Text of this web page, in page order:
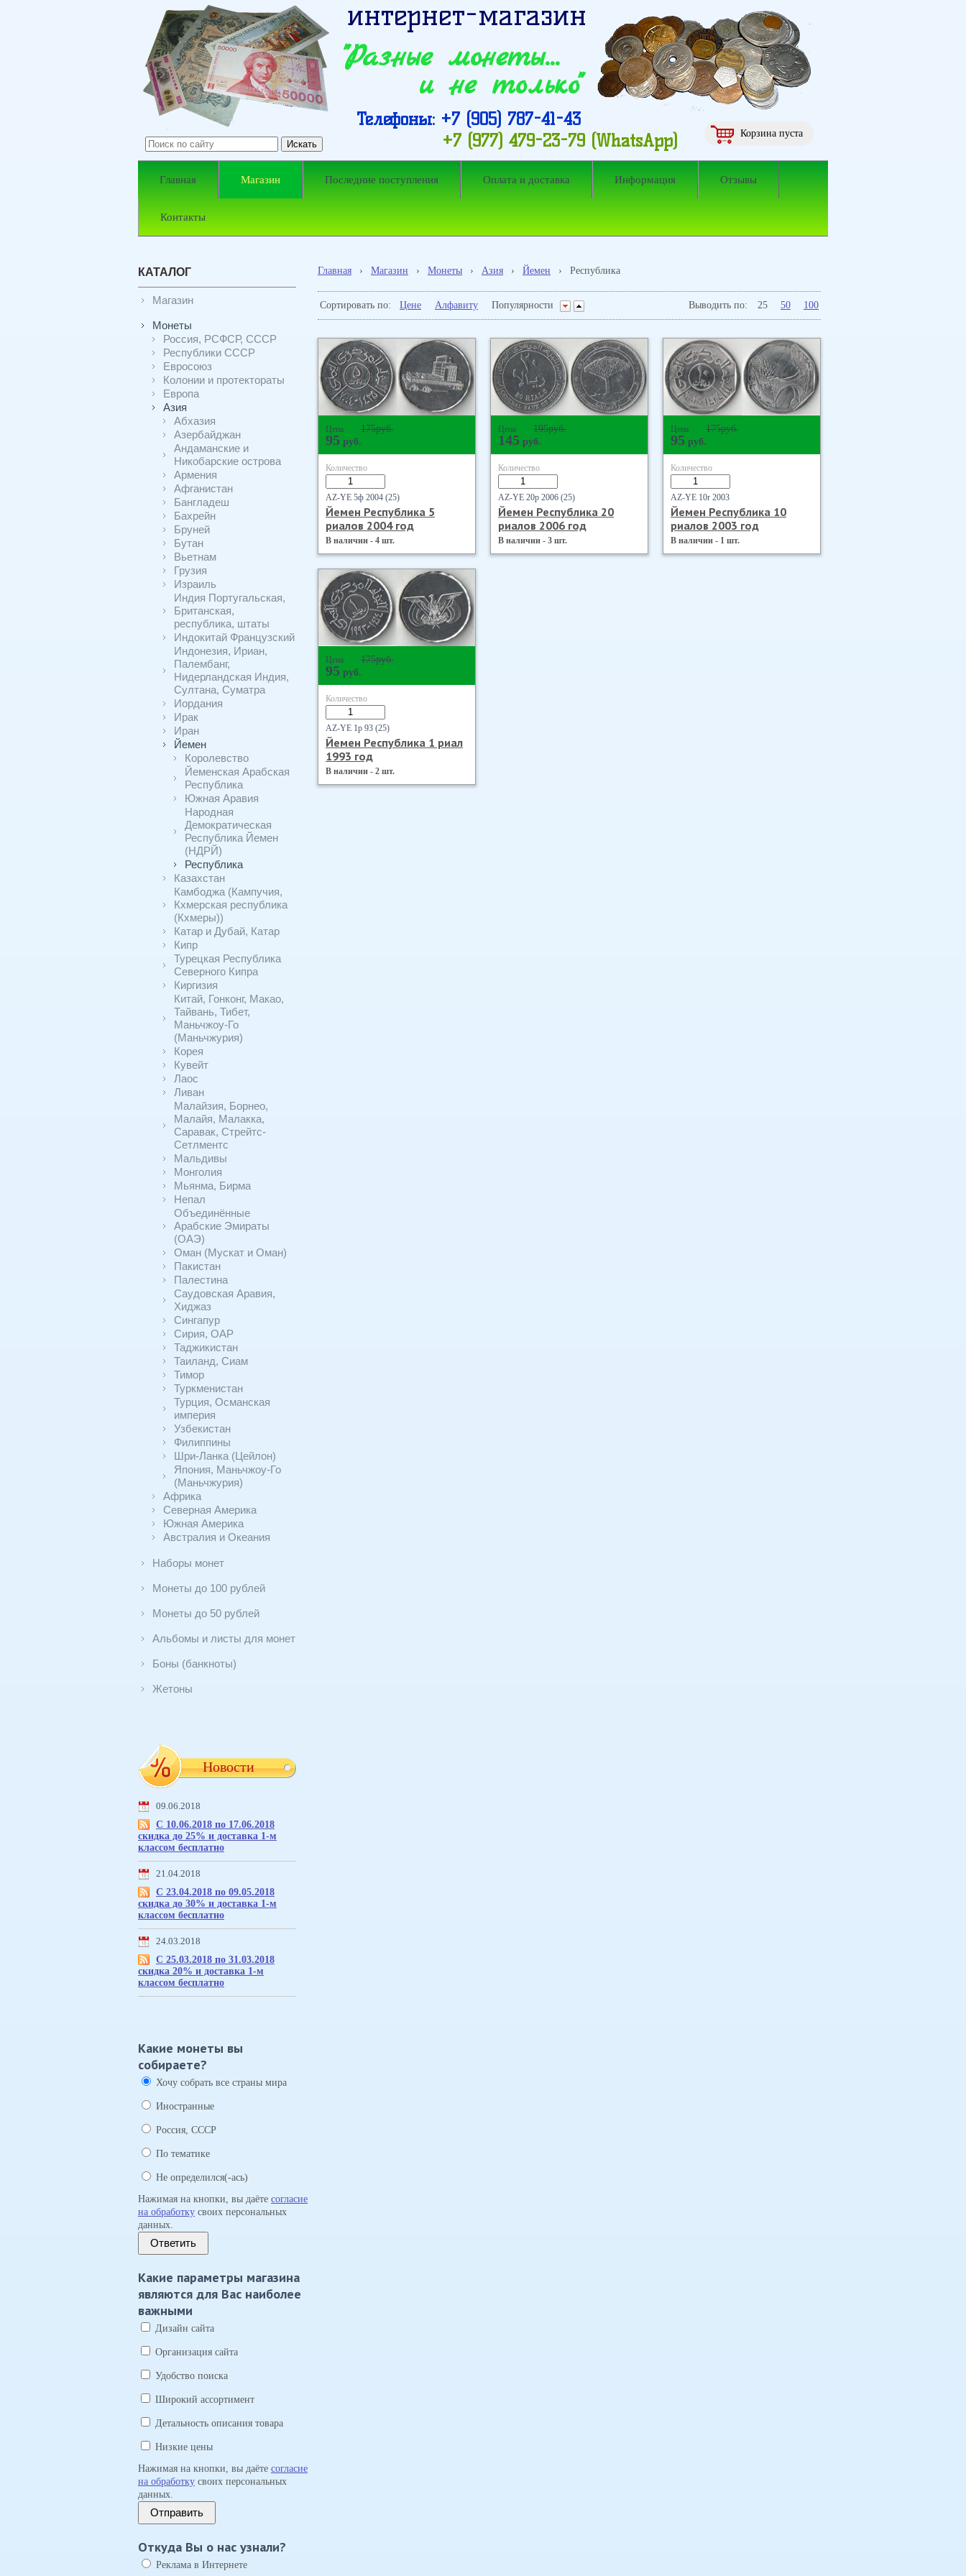
Корзина пуста
"Разные монеты…
интернет-магазин
и не только"
Телефоны: +7 (905) 787-41-43
+7 (977) 479-23-79 (WhatsApp)
Главная Магазин Последние поступления Оплата и доставка Информация Отзывы
Контакты
КАТАЛОГ
Магазин
Монеты
Россия, РСФСР, СССР
Республики СССР
Евросоюз
Колонии и протектораты
Европа
Азия
Абхазия
Азербайджан
Андаманские и
Никобарские острова
Армения
Афганистан
Бангладеш
Бахрейн
Бруней
Бутан
Вьетнам
Грузия
Израиль
Индия Португальская,
Британская,
республика, штаты
Индокитай Французский
Индонезия, Ириан,
Палембанг,
Нидерландская Индия,
Султана, Суматра
Иордания
Ирак
Иран
Йемен
Королевство
Йеменская Арабская
Республика
Южная Аравия
Народная
Демократическая
Республика Йемен
(НДРЙ)
Республика
Казахстан
Камбоджа (Кампучия,
Кхмерская республика
(Кхмеры))
Катар и Дубай, Катар
Кипр
Турецкая Республика
Северного Кипра
Киргизия
Китай, Гонконг, Макао,
Тайвань, Тибет,
Маньчжоу-Го
(Маньчжурия)
Корея
Кувейт
Лаос
Ливан
Малайзия, Борнео,
Малайя, Малакка,
Саравак, Стрейтс-
Сетлментс
Мальдивы
Монголия
Мьянма, Бирма
Непал
Объединённые
Арабские Эмираты
(ОАЭ)
Оман (Мускат и Оман)
Пакистан
Палестина
Саудовская Аравия,
Хиджаз
Сингапур
Сирия, ОАР
Таджикистан
Таиланд, Сиам
Тимор
Туркменистан
Турция, Османская
империя
Узбекистан
Филиппины
Шри-Ланка (Цейлон)
Япония, Маньчжоу-Го
(Маньчжурия)
Африка
Северная Америка
Южная Америка
Австралия и Океания
Наборы монет
Монеты до 100 рублей
Монеты до 50 рублей
Альбомы и листы для монет
Боны (банкноты)
Жетоны
Новости
09.06.2018
С 10.06.2018 по 17.06.2018
скидка до 25% и доставка 1-м
классом бесплатно
21.04.2018
С 23.04.2018 по 09.05.2018
скидка до 30% и доставка 1-м
классом бесплатно
24.03.2018
С 25.03.2018 по 31.03.2018
скидка 20% и доставка 1-м
классом бесплатно
Какие монеты вы
собираете?
Хочу собрать все страны мира
Иностранные
Россия, СССР
По тематике
Не определился(-ась)
Нажимая на кнопки, вы даёте согласие
на обработку своих персональных
данных.
Ответить
Какие параметры магазина
являются для Вас наиболее
важными
Дизайн сайта
Организация сайта
Удобство поиска
Широкий ассортимент
Детальность описания товара
Низкие цены
Нажимая на кнопки, вы даёте согласие
на обработку своих персональных
данных.
Отправить
Откуда Вы о нас узнали?
Реклама в Интернете
Главная › Магазин › Монеты › Азия › Йемен › Республика
Выводить по: 25 50 100
Сортировать по: Цене Алфавиту Популярности
Цена 175руб.
95 руб.
Количество
AZ-YE 5ф 2004 (25)
Йемен Республика 5
риалов 2004 год
В наличии - 4 шт.
Цена 195руб.
145 руб.
Количество
AZ-YE 20р 2006 (25)
Йемен Республика 20
риалов 2006 год
В наличии - 3 шт.
Цена 175руб.
95 руб.
Количество
AZ-YE 10r 2003
Йемен Республика 10
риалов 2003 год
В наличии - 1 шт.
Цена 175руб.
95 руб.
Количество
AZ-YE 1р 93 (25)
Йемен Республика 1 риал
1993 год
В наличии - 2 шт.